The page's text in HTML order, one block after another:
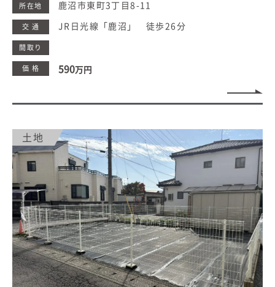
所在地 鹿沼市東町3丁目8-11
交 通 JR日光線「鹿沼」 徒歩26分
間取り
価 格
590万円
土地